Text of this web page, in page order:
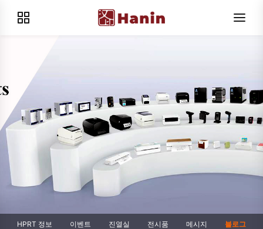
HPRT 정보 이벤트 진열실 전시품 메시지 블로그